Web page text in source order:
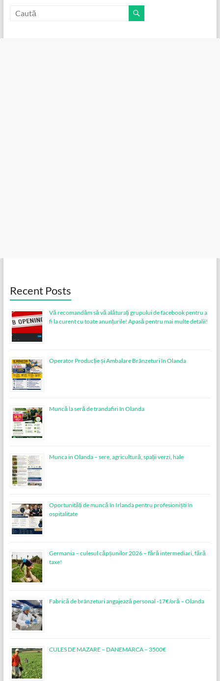
Recent Posts
Vă recomandăm să vă alăturați grupului de facebook pentru a
fi la curent cu toate anunțurile! Apasă pentru mai multe detalii!
Operator Producție și Ambalare Brânzeturi în Olanda
Muncă la seră de trandafiri în Olanda
Munca in Olanda – sere, agricultură, spații verzi, hale
Oportunități de muncă în Irlanda pentru profesioniști în
ospitalitate
Germania – culesul căpșunilor 2026 – fără intermediari, fără
taxe!
Fabrică de brânzeturi angajează personal -17€/oră – Olanda
CULES DE MAZARE – DANEMARCA – 3500€